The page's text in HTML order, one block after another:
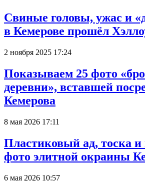
Свиные головы, ужас и
в Кемерове прошёл
2 ноября 2025 17:24
Показываем 25 фото
деревни», вставшей
Кемерова
8 мая 2026 17:11
Пластиковый ад, тоска
фото элитной окраины
6 мая 2026 10:57